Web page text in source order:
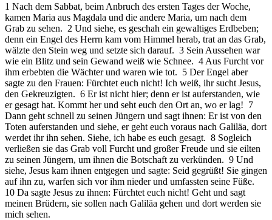
1 Nach dem Sabbat, beim Anbruch des ersten Tages der Woche,
kamen Maria aus Magdala und die andere Maria, um nach dem
Grab zu sehen. 2 Und siehe, es geschah ein gewaltiges Erdbeben;
denn ein Engel des Herrn kam vom Himmel herab, trat an das Grab,
wälzte den Stein weg und setzte sich darauf. 3 Sein Aussehen war
wie ein Blitz und sein Gewand weiß wie Schnee. 4 Aus Furcht vor
ihm erbebten die Wächter und waren wie tot. 5 Der Engel aber
sagte zu den Frauen: Fürchtet euch nicht! Ich weiß, ihr sucht Jesus,
den Gekreuzigten. 6 Er ist nicht hier; denn er ist auferstanden, wie
er gesagt hat. Kommt her und seht euch den Ort an, wo er lag! 7
Dann geht schnell zu seinen Jüngern und sagt ihnen: Er ist von den
Toten auferstanden und siehe, er geht euch voraus nach Galiläa, dort
werdet ihr ihn sehen. Siehe, ich habe es euch gesagt. 8 Sogleich
verließen sie das Grab voll Furcht und großer Freude und sie eilten
zu seinen Jüngern, um ihnen die Botschaft zu verkünden. 9 Und
siehe, Jesus kam ihnen entgegen und sagte: Seid gegrüßt! Sie gingen
auf ihn zu, warfen sich vor ihm nieder und umfassten seine Füße.
10 Da sagte Jesus zu ihnen: Fürchtet euch nicht! Geht und sagt
meinen Brüdern, sie sollen nach Galiläa gehen und dort werden sie
mich sehen.